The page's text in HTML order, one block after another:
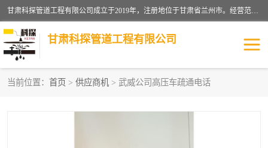
甘肃科探管道工程有限公司成立于2019年，注册地位于甘肃省兰州市。经营范围包括管道安装、清洗、疏通、维修、检测，防水工程，工程钻孔，化粪池清理，暖气安装，给排水管道安装维修，室内外管道如消防、供水、供热管道漏水检测定位，室内外防水堵漏等。
甘肃科探管道工程有限公司
当前位置： 首页 > 供应商机 > 武威公司高压车疏通电话